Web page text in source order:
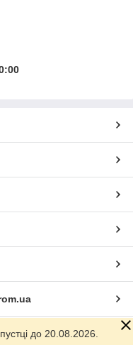
до 20.08.2026.